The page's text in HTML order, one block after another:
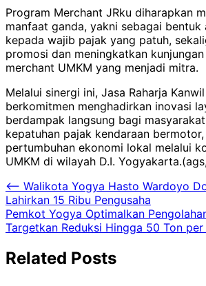
Program Merchant JRku diharapkan
manfaat ganda, yakni sebagai bentuk
kepada wajib pajak yang patuh,
promosi dan meningkatkan
merchant UMKM yang menjadi mitra.
Melalui sinergi ini, Jasa Raharja
berkomitmen menghadirkan inovasi
berdampak langsung bagi
kepatuhan pajak kendaraan
pertumbuhan ekonomi lokal melalui
UMKM di wilayah D.I.
Navigasi
pos
⟵ Walikota Yogya Hasto Wardoyo
Lahirkan 15 Ribu Pengusaha
Pemkot Yogya Optimalkan
Targetkan Reduksi Hingga 50 Ton per
Related Posts